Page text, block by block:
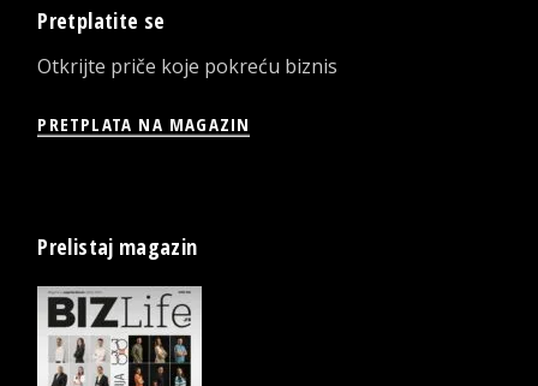
Pretplatite se
Otkrijte priče koje pokreću biznis
PRETPLATA NA MAGAZIN
Prelistaj magazin